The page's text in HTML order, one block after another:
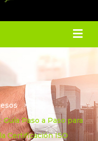
Paso a Paso para
Certificación ISO